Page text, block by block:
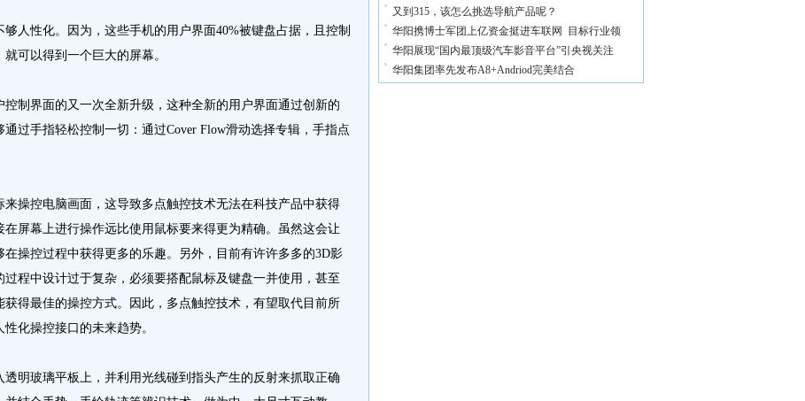
性化。因为，这些手机的用户界面40%被键盘占据，且控制
可以得到一个巨大的屏幕。
界面的又一次全新升级，这种全新的用户界面通过创新的
过手指轻松控制一切：通过Cover Flow滑动选择专辑，手指点
控电脑画面，这导致多点触控技术无法在科技产品中获得
屏幕上进行操作远比使用鼠标要来得更为精确。虽然这会让
操控过程中获得更多的乐趣。另外，目前有许许多多的3D影
程中设计过于复杂，必须要搭配鼠标及键盘一并使用，甚至
得最佳的操控方式。因此，多点触控技术，有望取代目前所
化操控接口的未来趋势。
玻璃平板上，并利用光线碰到指头产生的反射来抓取正确
又到315，该怎么挑选导航产品呢？
华阳携博士军团上亿资金挺进车联网 目标行业领
华阳展现“国内最顶级汽车影音平台”引央视关注
华阳集团率先发布A8+Andriod完美结合